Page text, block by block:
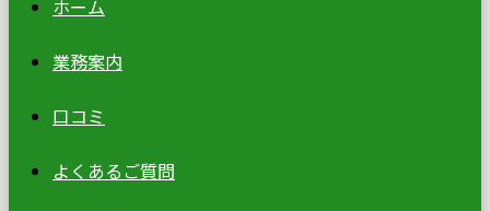
ホーム
業務案内
口コミ
よくあるご質問